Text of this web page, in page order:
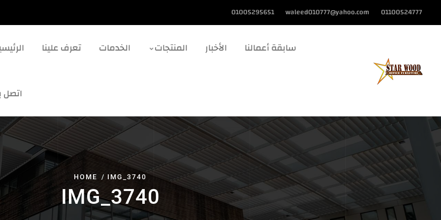
01100524777
waleed010777@yahoo.com
01005295651
تعرف علينا الخدمات المنتجات الأخبار سابقة أعمالنا
اتصل
HOME IMG_3740
IMG_3740